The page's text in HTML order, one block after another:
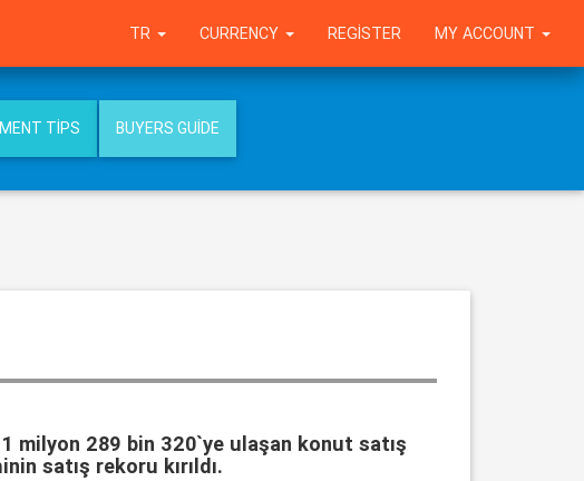
MY ACCOUNT
REGISTER
CURRENCY
TR
TIPS BUYERS GUIDE
milyon 289 bin 320`ye ulaşan konut satış
satış rekoru kırıldı.